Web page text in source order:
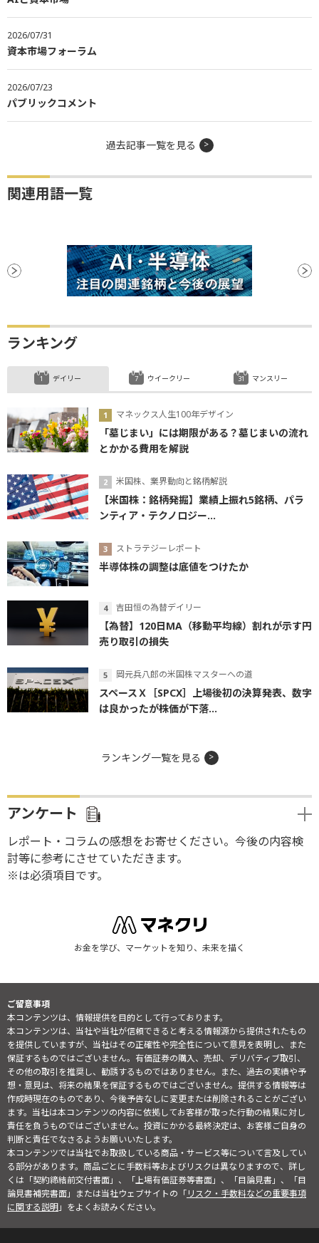
2026/07/31
資本市場フォーラム
2026/07/23
パブリックコメント
過去記事一覧を見る
関連用語一覧
ランキング
デイリー
マネックス人生100年デザイン
「墓じまい」には期限がある？墓じまいの流れ
とかかる費用を解説
米国株、業界動向と銘柄解説
【米国株：銘柄発掘】業績上振れ5銘柄、パラ
ンティア・テクノロジー...
ストラテジーレポート
半導体株の調整は底値をつけたか
吉田恒の為替デイリー
【為替】120日MA（移動平均線）割れが示す円
売り取引の損失
岡元兵八郎の米国株マスターへの道
スペースＸ［SPCX］上場後初の決算発表、数字
は良かったが株価が下落...
ウイークリー マンスリー
ランキング一覧を見る
アンケート
レポート・コラムの感想をお寄せください。今後の内容検
討等に参考にさせていただきます。
※は必須項目です。
お金を学び、マーケットを知り、未来を描く
ご留意事項
本コンテンツは、情報提供を目的として行っております。
本コンテンツは、当社や当社が信頼できると考える情報源から提供されたもの
を提供していますが、当社はその正確性や完全性について意見を表明し、また
保証するものではございません。有価証券の購入、売却、デリバティブ取引、
その他の取引を推奨し、勧誘するものではありません。また、過去の実績や予
想・意見は、将来の結果を保証するものではございません。提供する情報等は
作成時現在のものであり、今後予告なしに変更または削除されることがござい
ます。当社は本コンテンツの内容に依拠してお客様が取った行動の結果に対し
責任を負うものではございません。投資にかかる最終決定は、お客様ご自身の
判断と責任でなさるようお願いいたします。
本コンテンツでは当社でお取扱している商品・サービス等について言及してい
る部分があります。商品ごとに手数料等およびリスクは異なりますので、詳し
くは「契約締結前交付書面」、「上場有価証券等書面」、「目論見書」、「目
論見書補完書面」または当社ウェブサイトの「リスク・手数料などの重要事項
に関する説明」をよくお読みください。